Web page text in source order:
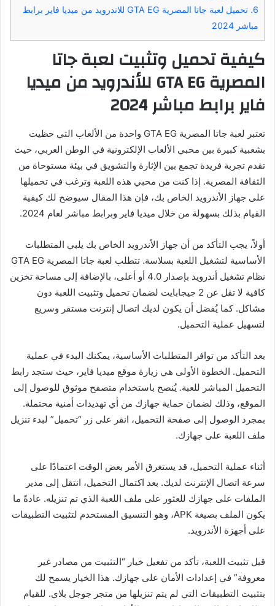
6.
تحميل لعبة جاتا المصرية GTA EG للاندرويد من ميديا فاير برابط
مباشر 2024
كيفية تحميل وتثبيت لعبة جاتا
المصرية GTA EG للأندرويد من ميديا
فاير برابط مباشر 2024
تعتبر لعبة جاتا المصرية GTA EG واحدة من الألعاب التي حظيت
بشعبية كبيرة بين محبي الألعاب الإلكترونية في الوطن العربي، حيث
تقدم تجربة فريدة تجمع بين الإثارة والتشويق في بيئة مستوحاة من
الثقافة المصرية. إذا كنت من محبي هذه اللعبة وترغب في تحميلها
على جهاز الأندرويد الخاص بك، فإن هذا المقال سيوضح لك كيفية
القيام بذلك بسهولة من خلال ميديا فاير وبرابط مباشر لعام 2024.
أولاً، يجب التأكد من أن جهاز الأندرويد الخاص بك يلبي المتطلبات
الأساسية لتشغيل اللعبة بسلاسة. تتطلب لعبة جاتا المصرية GTA EG
نظام تشغيل أندرويد بإصدار 4.0 أو أعلى، بالإضافة إلى مساحة تخزين
كافية لا تقل عن 2 جيجابايت لضمان تحميل وتثبيت اللعبة دون
مشاكل. كما يُفضل أن يكون لديك اتصال إنترنت مستقر وسريع
لتسهيل عملية التحميل.
بعد التأكد من توافر المتطلبات الأساسية، يمكنك البدء في عملية
التحميل. الخطوة الأولى هي زيارة موقع ميديا فاير، حيث ستجد رابط
التحميل المباشر للعبة. يُنصح باستخدام متصفح موثوق للوصول إلى
الموقع، وذلك لضمان حماية جهازك من أي تهديدات أمنية محتملة.
بمجرد الوصول إلى صفحة التحميل، انقر على زر “تحميل” لبدء تنزيل
ملف اللعبة على جهازك.
أثناء عملية التحميل، قد يستغرق الأمر بعض الوقت اعتمادًا على
سرعة اتصال الإنترنت لديك. بعد اكتمال التحميل، انتقل إلى مدير
الملفات على جهازك للعثور على ملف اللعبة الذي تم تنزيله. عادةً ما
يكون الملف بصيغة APK، وهو التنسيق المستخدم لتثبيت التطبيقات
على أجهزة الأندرويد.
قبل تثبيت اللعبة، تأكد من تفعيل خيار “التثبيت من مصادر غير
معروفة” في إعدادات الأمان على جهازك. هذا الخيار يسمح لك
بتثبيت التطبيقات التي لم يتم تنزيلها من متجر جوجل بلاي. للقيام